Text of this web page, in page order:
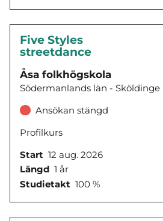
Five Styles
streetdance
Åsa folkhögskola
Södermanlands län - Sköldinge
Ansökan stängd
Profilkurs
Start 12 aug. 2026
Längd 1 år
Studietakt 100 %